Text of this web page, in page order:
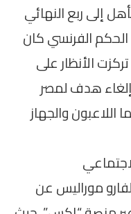
إلى ربع النهائي
إلا أن أداء الحكم الفرنسي كان
الأنظار على
إلغاء هدف لمصر
والجهاز
موراليس عن